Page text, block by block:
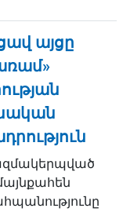
այցը